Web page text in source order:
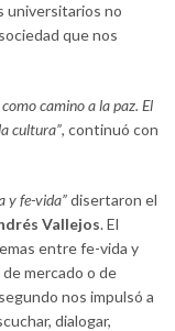
universitarios no
que nos
como camino a la paz. El
cultura”, continuó con
y fe-vida”disertaron el
Vallejos. El
entre fe-vida y
mercado o de
nos impulsó a
dialogar,